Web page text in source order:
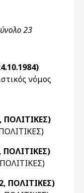
23
νόμος
ΠΟΛΙΤΙΚΕΣ)
ΠΟΛΙΤΙΚΕΣ)
ΠΟΛΙΤΙΚΕΣ)